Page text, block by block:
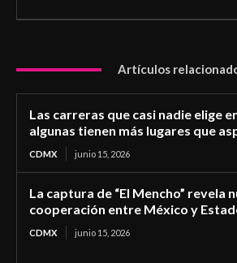
Artículos
Las carreras que casi nadie elige
algunas tienen más lugares que
CDMX junio 15, 2026
La captura de “El Mencho” revela
cooperación entre México y
CDMX junio 15, 2026